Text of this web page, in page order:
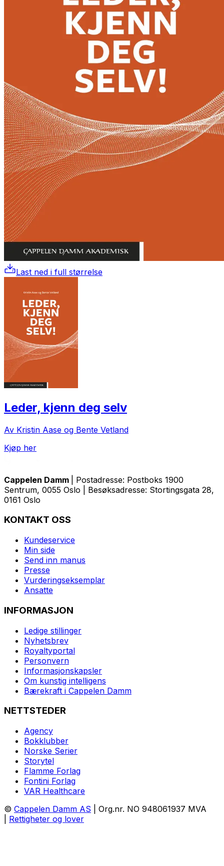
Last ned i full størrelse
Leder, kjenn deg selv
Av Kristin Aase og Bente Vetland
Kjøp her
Cappelen Damm
| Postadresse: Postboks 1900
Sentrum, 0055 Oslo | Besøksadresse: Stortingsgata 28,
0161 Oslo
KONTAKT OSS
Kundeservice
Min side
Send inn manus
Presse
Vurderingseksemplar
Ansatte
INFORMASJON
Ledige stillinger
Nyhetsbrev
Royaltyportal
Personvern
Informasjonskapsler
Om kunstig intelligens
Bærekraft i Cappelen Damm
NETTSTEDER
Agency
Bokklubber
Norske Serier
Storytel
Flamme Forlag
Fontini Forlag
VAR Healthcare
© Cappelen Damm AS | Org.nr. NO 948061937 MVA
Rettigheter og lover